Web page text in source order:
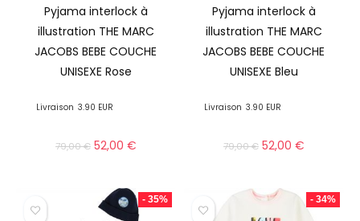
Pyjama interlock à
illustration THE MARC
JACOBS BEBE COUCHE
UNISEXE Rose
Livraison 3.90 EUR
79,00€ 52,00 €
Pyjama interlock à
illustration THE MARC
JACOBS BEBE COUCHE
UNISEXE Bleu
Livraison 3.90 EUR
79,00€ 52,00 €
- 35% - 34%